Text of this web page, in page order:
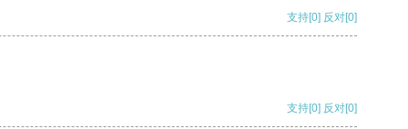
支持[0] 反对[0]
支持[0] 反对[0]